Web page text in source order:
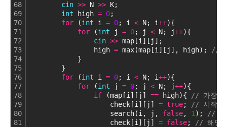
68
69
70
71
72
73
74
75
76
77
78
79
80
81
cin >> N >> K;
int high = 0;
for (int i = 0; i < N; i++){
for (int j = 0; j < N; j++){
cin >> map[i][j];
high = max(map[i][j], high);
//
}
}
for (int i = 0; i < N; i++){
for (int j = 0; j < N; j++){
if (map[i][j] == high){
// 가장높
check[i][j] = true;
// 시작좌
search(i, j, false, 1 );
// 시
check[i][j] = false;
// 해당